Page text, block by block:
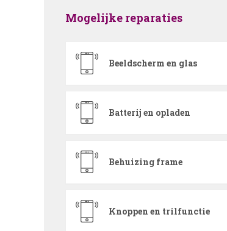
Mogelijke reparaties
Beeldscherm en glas
Batterij en opladen
Behuizing frame
Knoppen en trilfunctie